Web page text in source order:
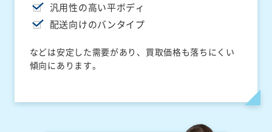
汎用性の高い平ボディ
配送向けのバンタイプ
などは安定した需要があり、買取価格も落ちにくい
傾向にあります。